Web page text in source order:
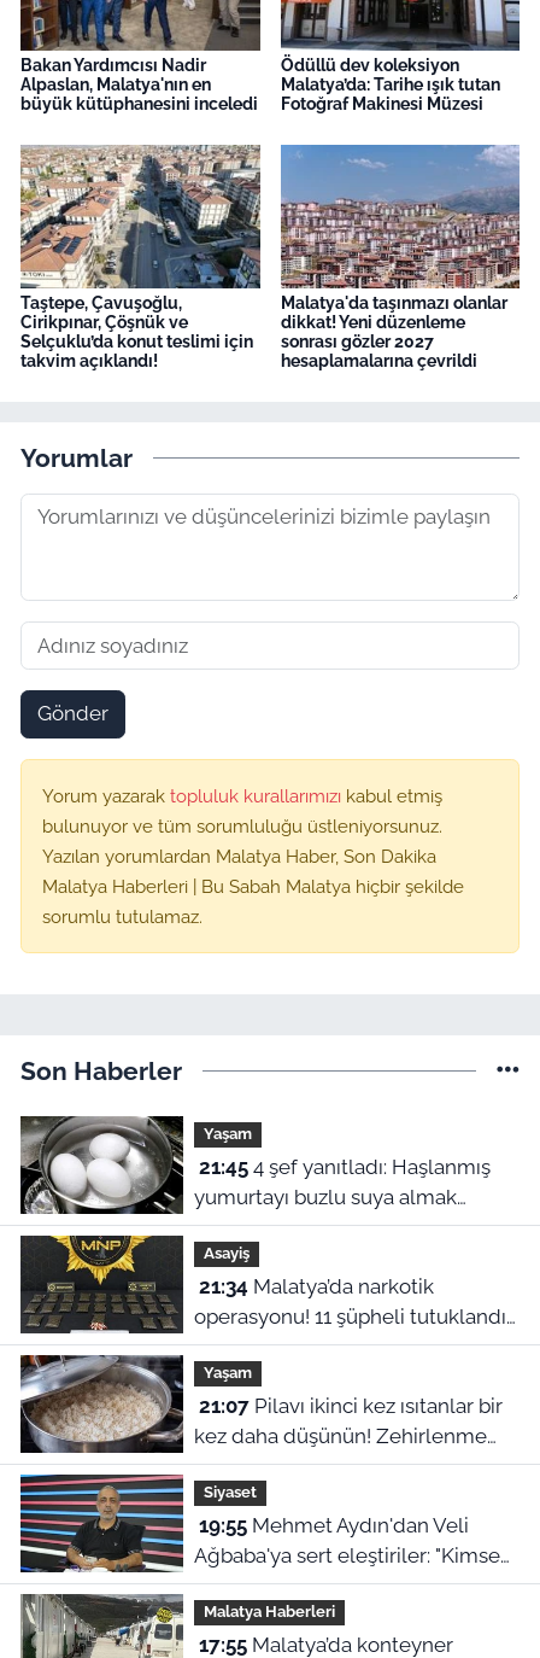
Bakan Yardımcısı Nadir
Alpaslan, Malatya'nın en
büyük kütüphanesini inceledi
Ödüllü dev koleksiyon
Malatya’da: Tarihe ışık tutan
Fotoğraf Makinesi Müzesi
Taştepe, Çavuşoğlu,
Cirikpınar, Çöşnük ve
Selçuklu’da konut teslimi için
takvim açıklandı!
Malatya'da taşınmazı olanlar
dikkat! Yeni düzenleme
sonrası gözler 2027
hesaplamalarına çevrildi
Yorumlar
Gönder
Yorum yazarak topluluk kurallarımızı kabul etmiş
bulunuyor ve tüm sorumluluğu üstleniyorsunuz.
Yazılan yorumlardan Malatya Haber, Son Dakika
Malatya Haberleri | Bu Sabah Malatya hiçbir şekilde
sorumlu tutulamaz.
Son Haberler
Yaşam
21:454 şef yanıtladı: Haşlanmış
yumurtayı buzlu suya almak
neden şart?
Asayiş
21:34
operasyonu! 11 şüpheli tutuklandı,
uyuşturucu stoku ele geçirildi
Yaşam
21:07Pilavı ikinci kez ısıtanlar bir
kez daha düşünün! Zehirlenme
riski var
Siyaset
19:55Mehmet Aydın'dan Veli
Ağbaba'ya sert eleştiriler: "Kimse
hukukun üzerinde değil"
Malatya Haberleri
17:55Malatya’da konteyner